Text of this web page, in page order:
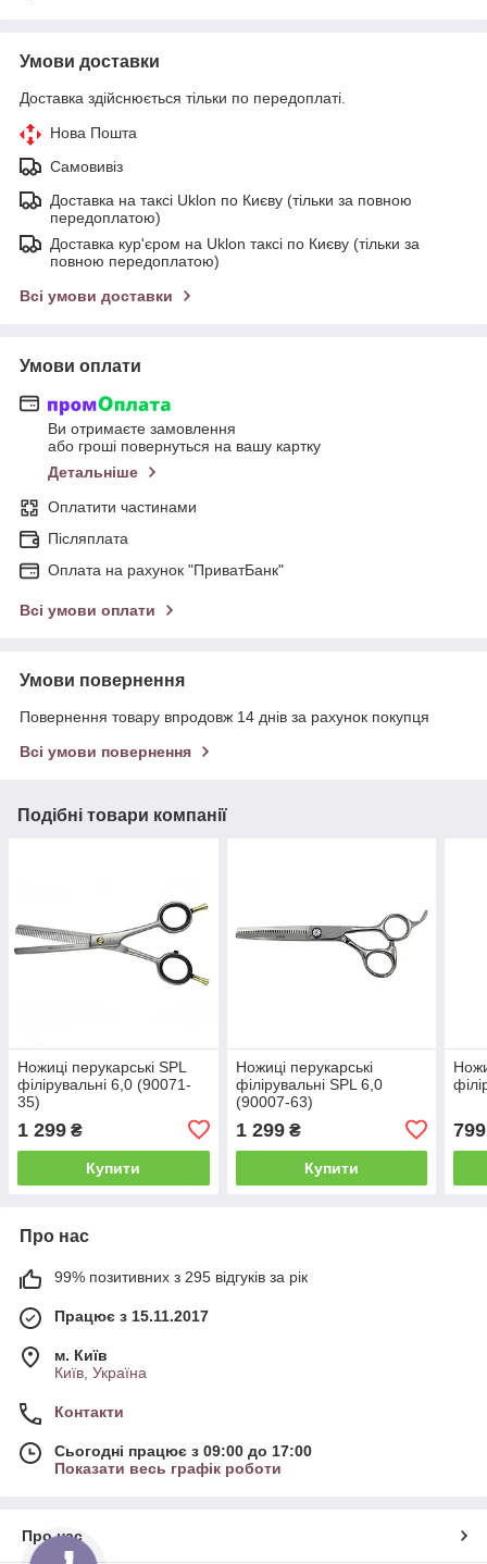
Умови доставки
Доставка здійснюється тільки по передоплаті.
Нова Пошта
Самовивіз
Доставка на таксі Uklon по Києву (тільки за повною
передоплатою)
Доставка кур'єром на Uklon таксі по Києву (тільки за
повною передоплатою)
Всі умови доставки
Умови оплати
Ви отримаєте замовлення
або гроші повернуться на вашу картку
Детальніше
Оплатити частинами
Післяплата
Оплата на рахунок "ПриватБанк"
Всі умови оплати
Умови повернення
Повернення товару впродовж 14 днів за рахунок покупця
Всі умови повернення
Подібні товари компанії
Ножиці перукарські SPL
філірувальні 6,0 (90071-
35)
1 299 ₴
Купити
Ножиці перукарські
філірувальні SPL 6,0
(90007-63)
1 299₴
Купити
799
Про нас
99% позитивних з 295 відгуків за рік
Працює з 15.11.2017
м. Київ
Київ, Україна
Контакти
Сьогодні працює з 09:00 до 17:00
Показати весь графік роботи
Про нас